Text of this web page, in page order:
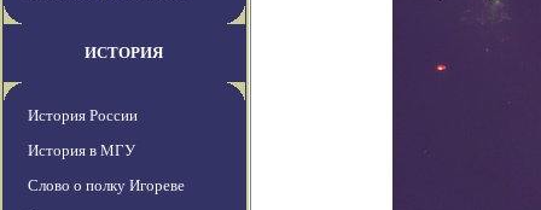
ИСТОРИЯ
История России
История в МГУ
Слово о полку Игореве